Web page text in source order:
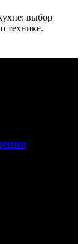
выбор
технике.